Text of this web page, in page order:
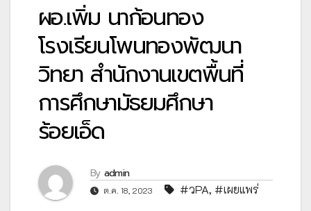
ผอ.เพิ่ม นาก้อนทอง
โรงเรียนโพนทองพัฒนา
วิทยา สำนักงานเขตพื้นที่
การศึกษามัธยมศึกษา
ร้อยเอ็ด
By admin
ต.ค. 18, 2023 #วPA, #เผยแพร่